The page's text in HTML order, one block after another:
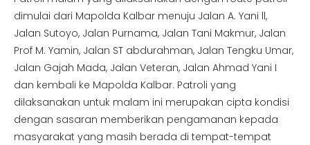
dimulai dari Mapolda Kalbar menuju Jalan A. Yani ll,
Jalan Sutoyo, Jalan Purnama, Jalan Tani Makmur, Jalan
Prof M. Yamin, Jalan ST abdurahman, Jalan Tengku Umar,
Jalan Gajah Mada, Jalan Veteran, Jalan Ahmad Yani I
dan kembali ke Mapolda Kalbar. Patroli yang
dilaksanakan untuk malam ini merupakan cipta kondisi
dengan sasaran memberikan pengamanan kepada
masyarakat yang masih berada di tempat-tempat